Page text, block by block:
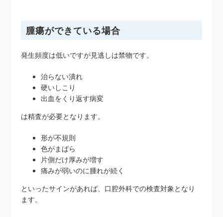
腫瘍ができている場合
発生頻度は低いですが見逃しは禁物です。
治らない潰れ
硬いしこり
出血をくり返す病変
は精査が必要となります。
形が不規則
色がまばら
片側だけ厚みが増す
痛みが弱いのに腫れが続く
といったサインがあれば、口腔外科での検査対象となり
ます。